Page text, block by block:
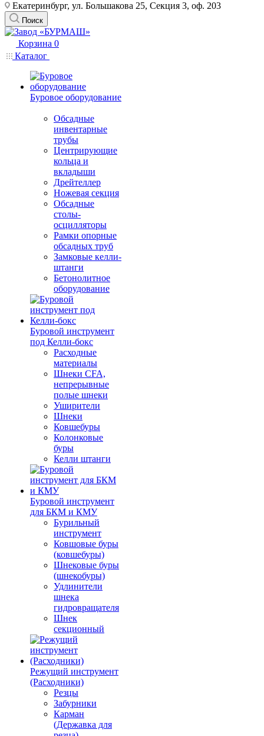
Екатеринбург, ул. Большакова 25, Секция 3, оф. 203
Поиск
Корзина 0
Каталог
Буровое оборудование
Обсадные
инвентарные
трубы
Центрирующие
кольца и
вкладыши
Дрейтеллер
Ножевая секция
Обсадные
столы-
осцилляторы
Рамки опорные
обсадных труб
Замковые келли-
штанги
Бетонолитное
оборудование
Буровой инструмент
под Келли-бокс
Расходные
материалы
Шнеки CFA,
непрерывные
полые шнеки
Уширители
Шнеки
Ковшебуры
Колонковые
буры
Келли штанги
Буровой инструмент
для БКМ и КМУ
Бурильный
инструмент
Ковшовые буры
(ковшебуры)
Шнековые буры
(шнекобуры)
Удлинители
шнека
гидровращателя
Шнек
секционный
Режущий инструмент
(Расходники)
Резцы
Забурники
Карман
(Державка для